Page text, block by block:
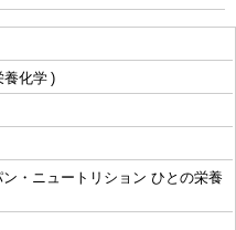
養化学
・ニュートリション ひとの栄養